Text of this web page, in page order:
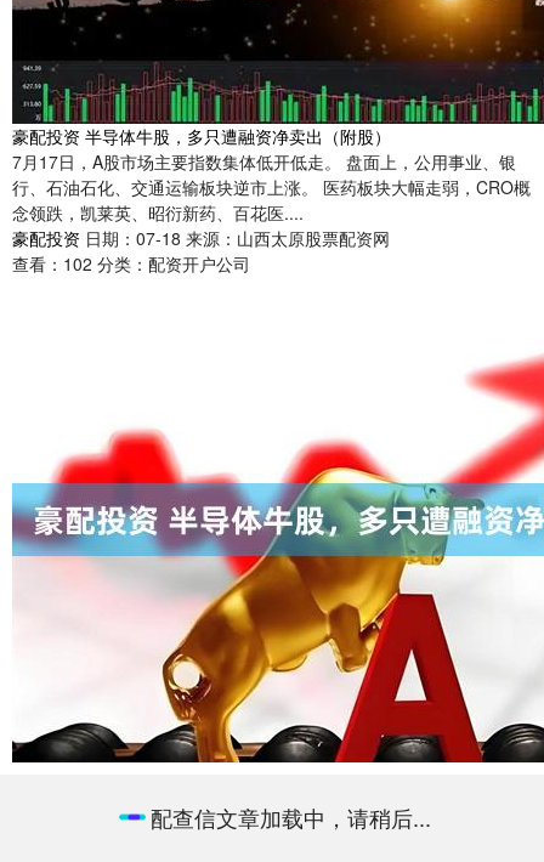
豪配投资 半导体牛股，多只遭融资净卖出（附股）
7月17日，A股市场主要指数集体低开低走。 盘面上，公用事业、银
行、石油石化、交通运输板块逆市上涨。 医药板块大幅走弱，CRO概
念领跌，凯莱英、昭衍新药、百花医....
豪配投资 日期：07-18 来源：山西太原股票配资网
查看： 102 分类： 配资开户公司
配查信文章加载中，请稍后...